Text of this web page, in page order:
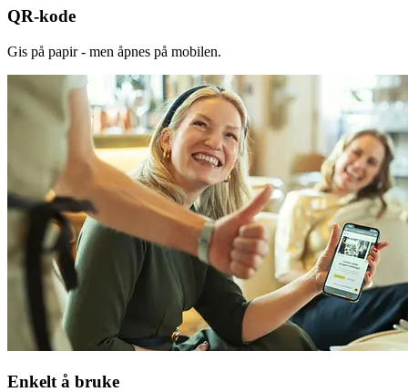
QR-kode
Gis på papir - men åpnes på mobilen.
Enkelt å bruke